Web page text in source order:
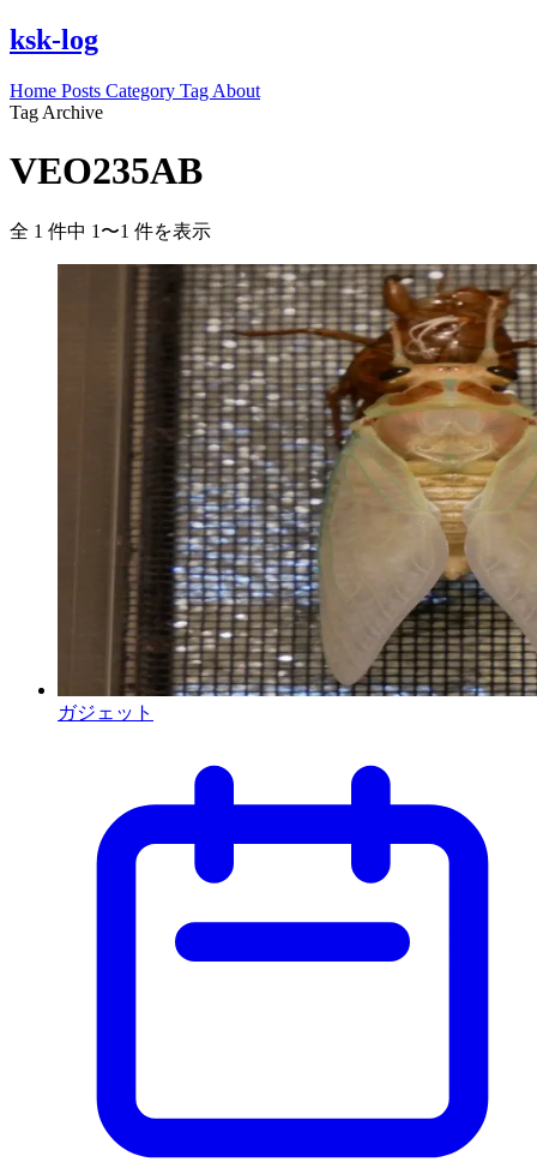
ksk-log
Home Posts Category Tag About
Tag Archive
VEO235AB
全 1 件中 1〜1 件を表示
ガジェット